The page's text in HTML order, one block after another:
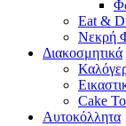
Eat &
Νεκρή
Διακοσμητικά
Cake
Αυτοκόλλητα